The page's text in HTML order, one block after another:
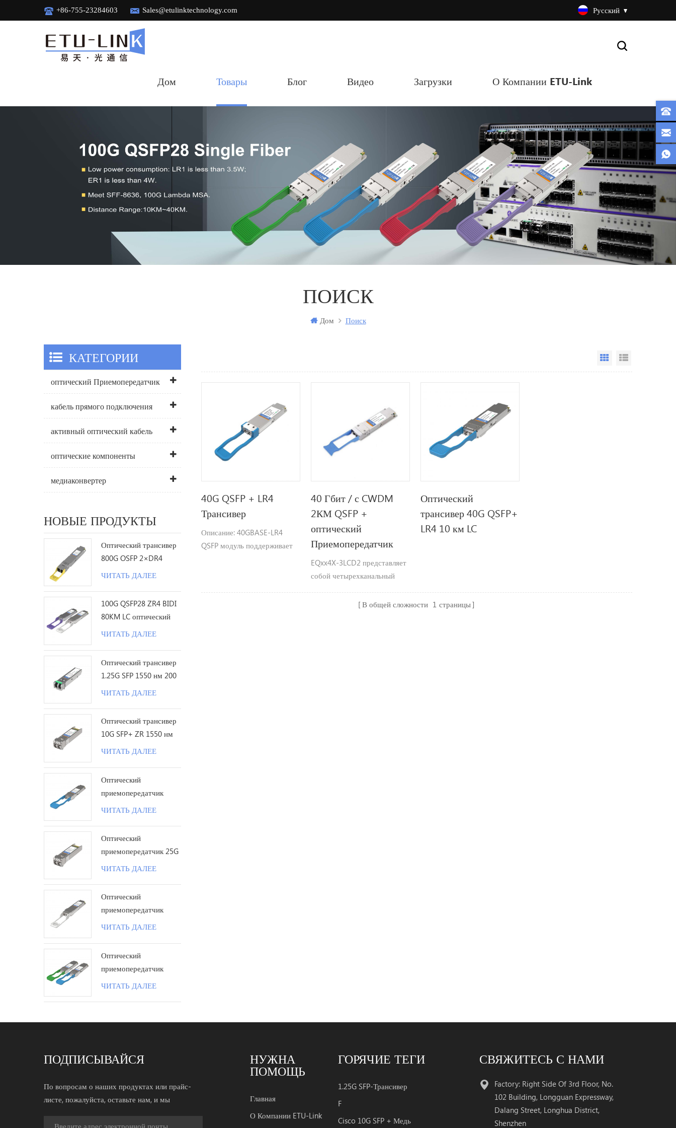
+86-755-23284603 Sales@etulinktechnology.com Русский
Дом Товары Блог Видео Загрузки О Компании ETU-Link
ПОИСК
Дом Поиск
Grid View
40G QSFP + LR4
Трансивер
Описание: 40GBASE-LR4
QSFP модуль поддерживает
40 Гбит / с CWDM
2КМ QSFP +
оптический
Приемопередатчик
EQxx4X-3LCD2 представляет
собой четырехканальный
волоконно-оптический
Оптический
трансивер 40G QSFP+
LR4 10 км LC
В общей сложности 1 страницы
КАТЕГОРИИ
оптический Приемопередатчик
кабель прямого подключения
активный оптический кабель
оптические компоненты
медиаконвертер
НОВЫЕ ПРОДУКТЫ
Оптический трансивер
800G OSFP 2×DR4
1310nm 500M MPO12 с
ЧИТАТЬ ДАЛЕЕ
100G QSFP28 ZR4 BIDI
80KM LC оптический
трансивер
ЧИТАТЬ ДАЛЕЕ
Оптический трансивер
1.25G SFP 1550 нм 200
км LC
ЧИТАТЬ ДАЛЕЕ
Оптический трансивер
10G SFP+ ZR 1550 нм
120 км LC
ЧИТАТЬ ДАЛЕЕ
Оптический
приемопередатчик
100G QSFP28 LR с
ЧИТАТЬ ДАЛЕЕ
Оптический
приемопередатчик 25G
SFP28 ZR 1310 нм 80
ЧИТАТЬ ДАЛЕЕ
Оптический
приемопередатчик
100G QSFP28 ZR4
ЧИТАТЬ ДАЛЕЕ
Оптический
приемопередатчик
100G QSFP28 BIDI 40
ЧИТАТЬ ДАЛЕЕ
ПОДПИСЫВАЙСЯ
По вопросам о наших продуктах или прайс-
листе, пожалуйста, оставьте нам, и мы
НУЖНА
ПОМОЩЬ
Главная
О Компании ETU-Link
ГОРЯЧИЕ ТЕГИ
1.25G SFP-Трансивер
F
Cisco 10G SFP + Медь
СВЯЖИТЕСЬ С НАМИ
Factory: Right Side Of 3rd Floor, No.
102 Building, Longguan Expressway,
Dalang Street, Longhua District,
Shenzhen